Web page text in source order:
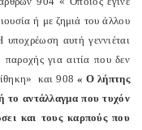
ή με ζημιά του άλλου
αυτή γεννιέται
παροχής για αιτία που δεν
και 908« Ο λήπτης
το αντάλλαγμα που τυχόν
και τους καρπούς που